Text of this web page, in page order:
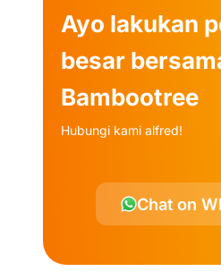
Ayo lakukan
besar
Bambootree
Hubungi kami alfred!
Chat on